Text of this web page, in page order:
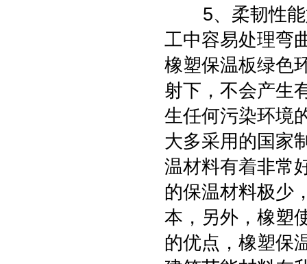
5、柔韧性能
工中容易处理弯
橡塑保温板绿色
射下，不会产生
生任何污染环境
大多采用的国家
温材料有着非常
的保温材料极少
本，另外，橡塑
的优点，橡塑保